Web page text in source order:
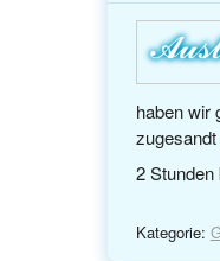
haben wir
2 Stunden
Kategorie: